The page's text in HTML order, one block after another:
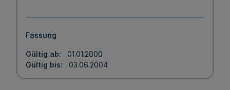
Fassung
Gültig ab
01.01.2000
Gültig bis
03.06.2004